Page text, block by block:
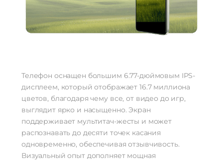
Телефон оснащен большим 6.77-дюймовым IPS-
дисплеем, который отображает 16.7 миллиона
цветов, благодаря чему все, от видео до игр,
выглядит ярко и насыщенно. Экран
поддерживает мультитач-жесты и может
распознавать до десяти точек касания
одновременно, обеспечивая отзывчивость.
Визуальный опыт дополняет мощная